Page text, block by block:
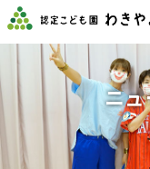
ニュ